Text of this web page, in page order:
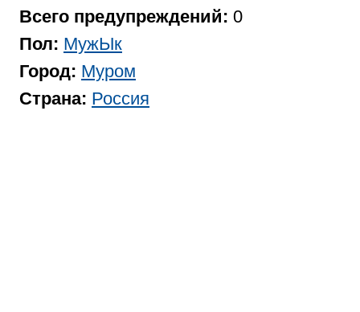
Всего предупреждений: 0
Пол: МужЫк
Город: Муром
Страна: Россия